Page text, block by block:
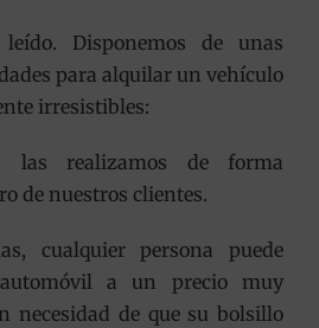
Disponemos de unas
para alquilar un vehículo
irresistibles:
las realizamos de forma
de nuestros clientes.
cualquier persona puede
a un precio muy
necesidad de que su bolsillo